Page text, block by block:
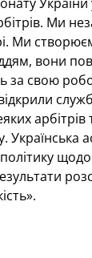
Ми
Ми
вони
за свою
арбітрів
Українська
щодо